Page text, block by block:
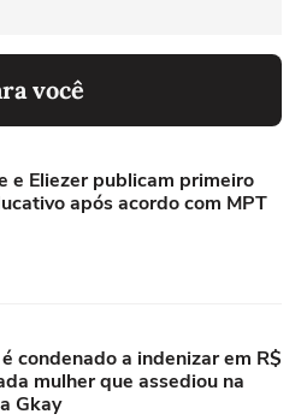
você
e Eliezer publicam primeiro
após acordo com MPT
condenado a indenizar em R$
mulher que assediou na
Gkay